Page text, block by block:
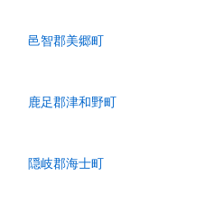
邑智郡美郷町
鹿足郡津和野町
隠岐郡海士町